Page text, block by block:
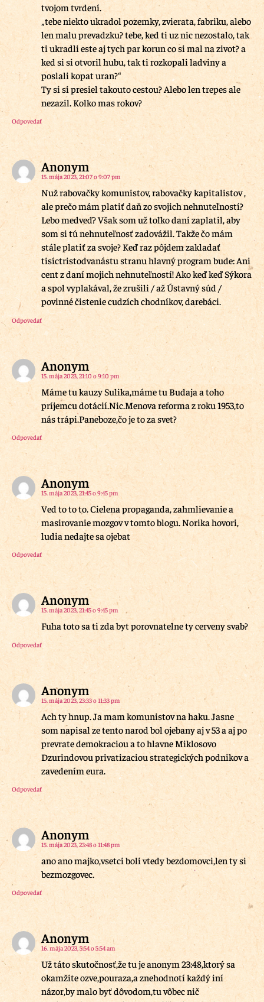
tvojom tvrdení.
„tebe niekto ukradol pozemky, zvierata, fabriku, alebo
len malu prevadzku? tebe, ked ti uz nic nezostalo, tak
ti ukradli este aj tych par korun co si mal na zivot? a
ked si si otvoril hubu, tak ti rozkopali ladviny a
poslali kopat uran?“
Ty si si presiel takouto cestou? Alebo len trepes ale
nezazil. Kolko mas rokov?
Odpovedať
Anonym
15. mája 2023, 21:07 o 9:07 pm
Nuž rabovačky komunistov, rabovačky kapitalistov ,
ale prečo mám platiť daň zo svojich nehnuteľností?
Lebo medveď? Však som už toľko daní zaplatil, aby
som si tú nehnuteľnosť zadovážil. Takže čo mám
stále platiť za svoje? Keď raz pôjdem zakladať
tisíctristodvanástu stranu hlavný program bude: Ani
cent z daní mojich nehnuteľností! Ako keď keď Sýkora
a spol vyplakával, že zrušili / až Ústavný súd /
povinné čistenie cudzích chodníkov, darebáci.
Odpovedať
Anonym
15. mája 2023, 21:10 o 9:10 pm
Máme tu kauzy Sulika,máme tu Budaja a toho
príjemcu dotácií.Nic.Menova reforma z roku 1953,to
nás trápi.Paneboze,čo je to za svet?
Odpovedať
Anonym
15. mája 2023, 21:45 o 9:45 pm
Ved to to to. Cielena propaganda, zahmlievanie a
masirovanie mozgov v tomto blogu. Norika hovori,
ludia nedajte sa ojebat
Odpovedať
Anonym
15. mája 2023, 21:45 o 9:45 pm
Fuha toto sa ti zda byt porovnatelne ty cerveny svab?
Odpovedať
Anonym
15. mája 2023, 23:33 o 11:33 pm
Ach ty hnup. Ja mam komunistov na haku. Jasne
som napisal ze tento narod bol ojebany aj v 53 a aj po
prevrate demokraciou a to hlavne Miklosovo
Dzurindovou privatizaciou strategických podnikov a
zavedením eura.
Odpovedať
Anonym
15. mája 2023, 23:48 o 11:48 pm
ano ano majko,vsetci boli vtedy bezdomovci,len ty si
bezmozgovec.
Odpovedať
Anonym
16. mája 2023, 5:54 o 5:54 am
Už táto skutočnosť,že tu je anonym 23:48,ktorý sa
okamžite ozve,pouraza,a znehodnotí každý iní
názor,by malo byť dôvodom,tu vôbec nič